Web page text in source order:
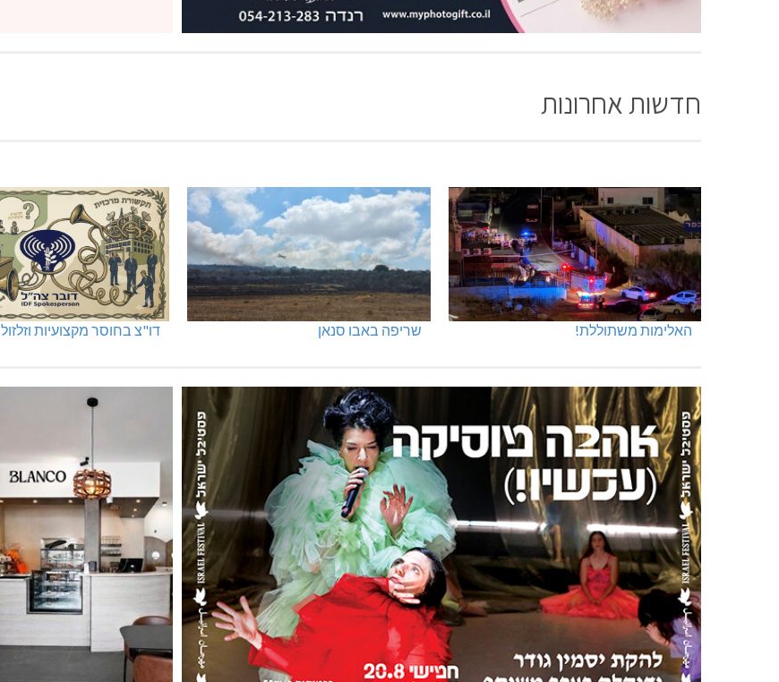
חדשות אחרונות
האלימות משתוללת! שריפה באבו סנאן דו"צ בחוסר מקצועיות וזלזול